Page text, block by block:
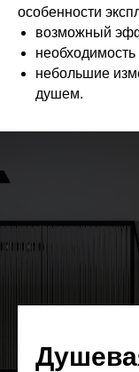
особенности
возможный
небольшие
душем.